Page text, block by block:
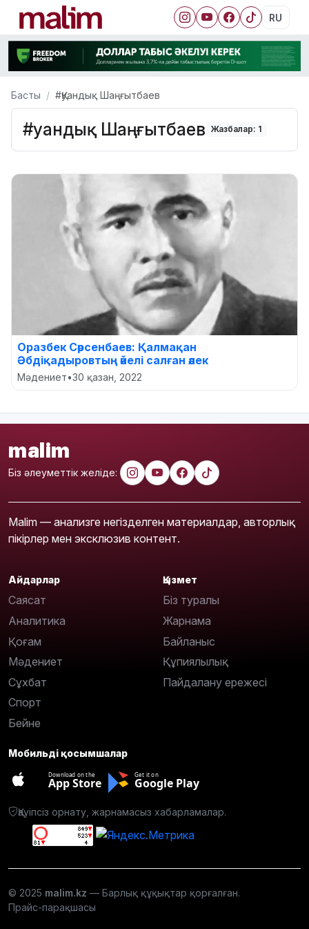
RU
Басты #Қуандық Шаңғытбаев
#Қуандық Шаңғытбаев Жазбалар: 1
Оразбек Сәрсенбаев: Қалмақан
Әбдіқадыровтың әйелі салған әлек
Мәдениет•30 қазан, 2022
malim
Біз әлеуметтік желіде:
Malim — анализге негізделген материалдар, авторлық
пікірлер мен эксклюзив контент.
Айдарлар
Саясат
Аналитика
Қоғам
Мәдениет
Сұхбат
Спорт
Бейне
Қызмет
Біз туралы
Жарнама
Байланыс
Құпиялылық
Пайдалану ережесі
Мобильді қосымшалар
Download on the
App Store
Get it on
Google Play
Қауіпсіз орнату, жарнамасыз хабарламалар.
© 2025 malim.kz — Барлық құқықтар қорғалған.
Прайс-парақшасы